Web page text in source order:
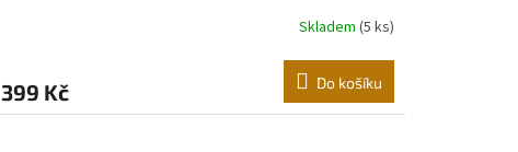
Skladem (5 ks)
399 Kč Do košíku